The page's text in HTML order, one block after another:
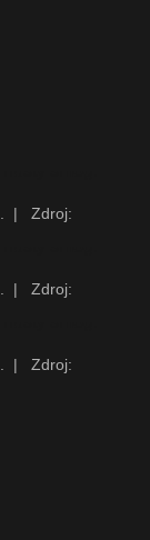
|
Zdroj:
|
Zdroj:
|
Zdroj: